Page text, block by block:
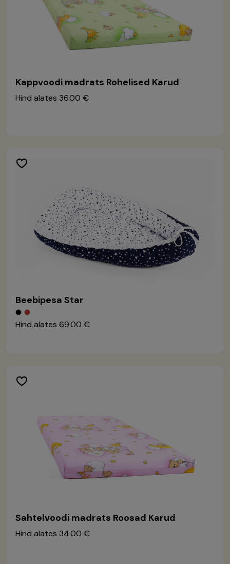
Kappvoodi madrats Rohelised Karud
Hind alates 36.00 €
Beebipesa Star
Hind alates 69.00 €
Sahtelvoodi madrats Roosad Karud
Hind alates 34.00 €